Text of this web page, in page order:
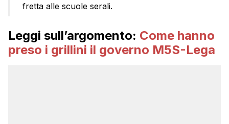
fretta alle scuole serali.
Leggi sull’argomento: Come hanno
preso i grillini il governo M5S-Lega